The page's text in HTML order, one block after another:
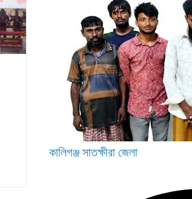
কালিগঞ্জসাতক্ষীরা জেলা